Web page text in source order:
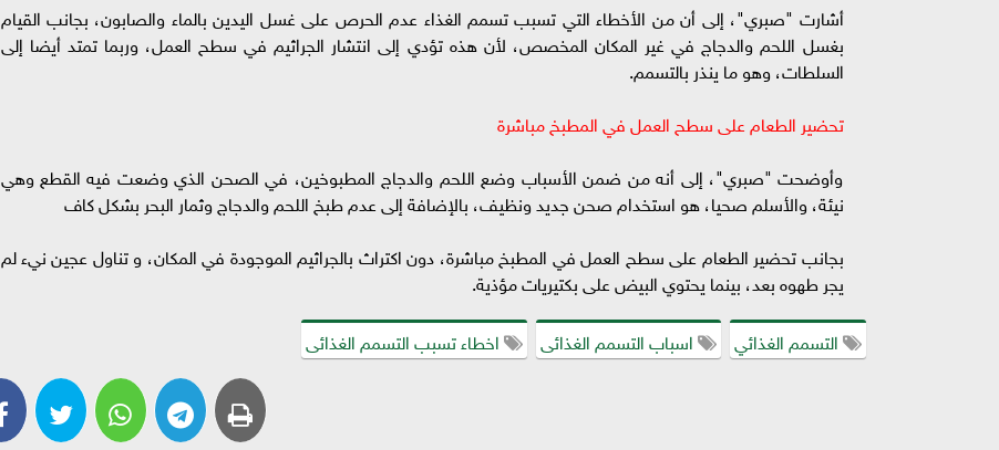
أشارت "صبري"، إلى أن من الأخطاء التي تسبب تسمم الغذاء عدم الحرص على غسل اليدين بالماء والصابون، بجانب القيام
بغسل اللحم والدجاج في غير المكان المخصص، لأن هذه تؤدي إلى انتشار الجراثيم في سطح العمل، وربما تمتد أيضا إلى
السلطات، وهو ما ينذر بالتسمم.
تحضير الطعام على سطح العمل في المطبخ مباشرة
وأوضحت "صبري"، إلى أنه من ضمن الأسباب وضع اللحم والدجاج المطبوخين، في الصحن الذي وضعت فيه القطع وهي
نيئة، والأسلم صحيا، هو استخدام صحن جديد ونظيف، بالإضافة إلى عدم طبخ اللحم والدجاج وثمار البحر بشكل كاف
بجانب تحضير الطعام على سطح العمل في المطبخ مباشرة، دون اكتراث بالجراثيم الموجودة في المكان، و تناول عجين نيء لم
يجر طهوه بعد، بينما يحتوي البيض على بكتيريات مؤذية.
التسمم الغذائي
اسباب التسمم الغذائى اخطاء تسبب التسمم الغذائى